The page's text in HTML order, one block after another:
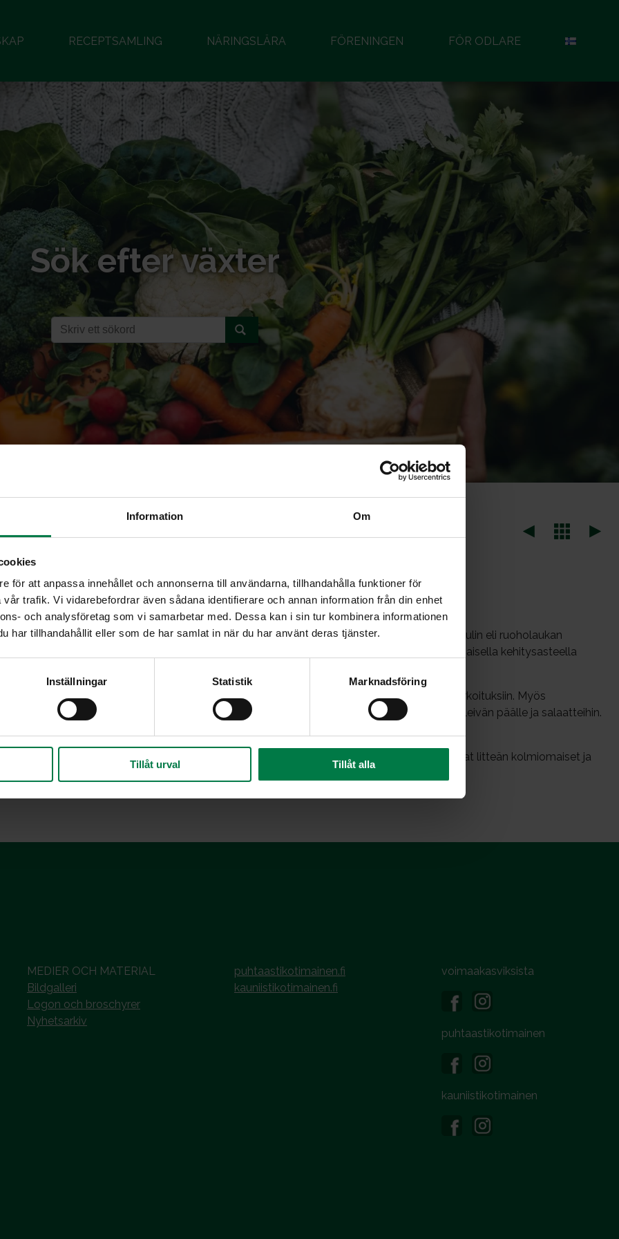
Information Om
för att anpassa innehållet och annonserna till användarna, tillhandahålla funktioner för
trafik. Vi vidarebefordrar även sådana identifierare och annan information från din enhet
och analysföretag som vi samarbetar med. Dessa kan i sin tur kombinera informationen
har tillhandahållit eller som de har samlat in när du har använt deras tjänster.
Inställningar Statistik Marknadsföring
Tillåt urval Tillåt alla
RECEPTSAMLING NÄRINGSLÄRA FÖRENINGEN FÖR ODLARE
Sök efter växter
RUOHOSIPULI (Allium schoenoprasum)
Ruohosipulia on viljelty Euroopassa satoja, Kiinassa tuhansia vuosia. Ruohosipulin eli ruoholaukan
sipulinmaku on mieto ja sen väri on kauniin tummanvihreä. Siitä käytetään varhaisella kehitysasteella
Ruohosipuli sopii maustamiseen, koristeluun ja kuivattuna yrttien tapaan eri tarkoituksiin. Myös
ruohosipulin vaaleanlilat kukat voi käyttää koristeluun. Ruohosipulisilppu sopii leivän päälle ja salaatteihin.
eli kiinansipuli muistuttaa ulkonäöltään tavallista ruohosipulia, mutta sen lehdet ovat litteän kolmiomaiset ja
MEDIER OCH MATERIAL
Bildgalleri
Logon och broschyrer
Nyhetsarkiv
puhtaastikotimainen.fi
kauniistikotimainen.fi
voimaakasviksista
puhtaastikotimainen
kauniistikotimainen